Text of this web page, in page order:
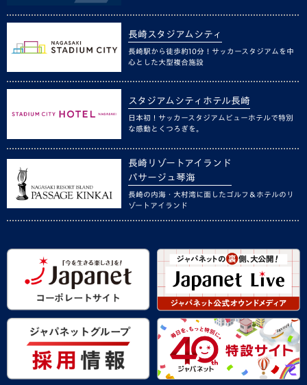
長崎スタジアムシティ
長崎駅から徒歩約10分！サッカースタジアムを中
心とした大型複合施設
スタジアムシティホテル長崎
日本初！サッカースタジアムビューホテルで特別
な感動とくつろぎを。
長崎リゾートアイランド
パサージュ琴海
長崎の内海・大村湾に面したゴルフ＆ホテルのリ
ゾートアイランド